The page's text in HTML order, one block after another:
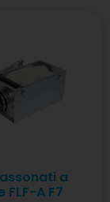
a
FLF-A F7